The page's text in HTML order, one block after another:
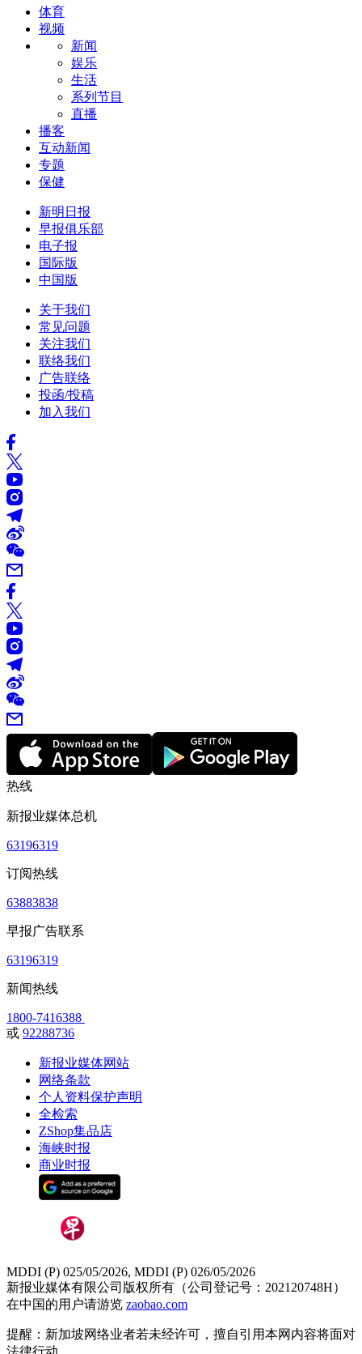
体育
视频
新闻
娱乐
生活
系列节目
直播
播客
互动新闻
专题
保健
新明日报
早报俱乐部
电子报
国际版
中国版
关于我们
常见问题
关注我们
联络我们
广告联络
投函/投稿
加入我们
热线
新报业媒体总机
63196319
订阅热线
63883838
早报广告联系
63196319
新闻热线
1800-7416388
或 92288736
新报业媒体网站
网络条款
个人资料保护声明
全检索
ZShop集品店
海峡时报
商业时报
MDDI (P) 025/05/2026, MDDI (P) 026/05/2026
新报业媒体有限公司版权所有（公司登记号：202120748H）
在中国的用户请游览 zaobao.com
提醒：新加坡网络业者若未经许可，擅自引用本网内容将面对